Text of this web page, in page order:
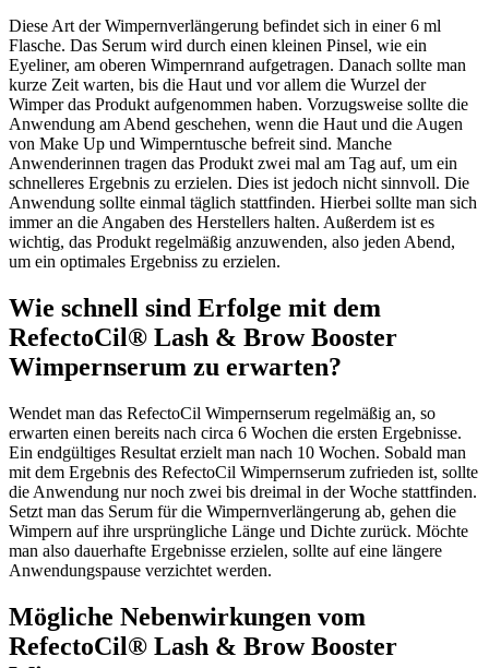
Diese Art der Wimpernverlängerung befindet sich in einer 6 ml
Flasche. Das Serum wird durch einen kleinen Pinsel, wie ein
Eyeliner, am oberen Wimpernrand aufgetragen. Danach sollte man
kurze Zeit warten, bis die Haut und vor allem die Wurzel der
Wimper das Produkt aufgenommen haben. Vorzugsweise sollte die
Anwendung am Abend geschehen, wenn die Haut und die Augen
von Make Up und Wimperntusche befreit sind. Manche
Anwenderinnen tragen das Produkt zwei mal am Tag auf, um ein
schnelleres Ergebnis zu erzielen. Dies ist jedoch nicht sinnvoll. Die
Anwendung sollte einmal täglich stattfinden. Hierbei sollte man sich
immer an die Angaben des Herstellers halten. Außerdem ist es
wichtig, das Produkt regelmäßig anzuwenden, also jeden Abend,
um ein optimales Ergebniss zu erzielen.
Wie schnell sind Erfolge mit dem
RefectoCil® Lash & Brow Booster
Wimpernserum zu erwarten?
Wendet man das RefectoCil Wimpernserum regelmäßig an, so
erwarten einen bereits nach circa 6 Wochen die ersten Ergebnisse.
Ein endgültiges Resultat erzielt man nach 10 Wochen. Sobald man
mit dem Ergebnis des RefectoCil Wimpernserum zufrieden ist, sollte
die Anwendung nur noch zwei bis dreimal in der Woche stattfinden.
Setzt man das Serum für die Wimpernverlängerung ab, gehen die
Wimpern auf ihre ursprüngliche Länge und Dichte zurück. Möchte
man also dauerhafte Ergebnisse erzielen, sollte auf eine längere
Anwendungspause verzichtet werden.
Mögliche Nebenwirkungen vom
RefectoCil® Lash & Brow Booster